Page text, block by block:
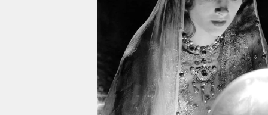
fragen & hilfe
unterstützen
abo
genossenschaft